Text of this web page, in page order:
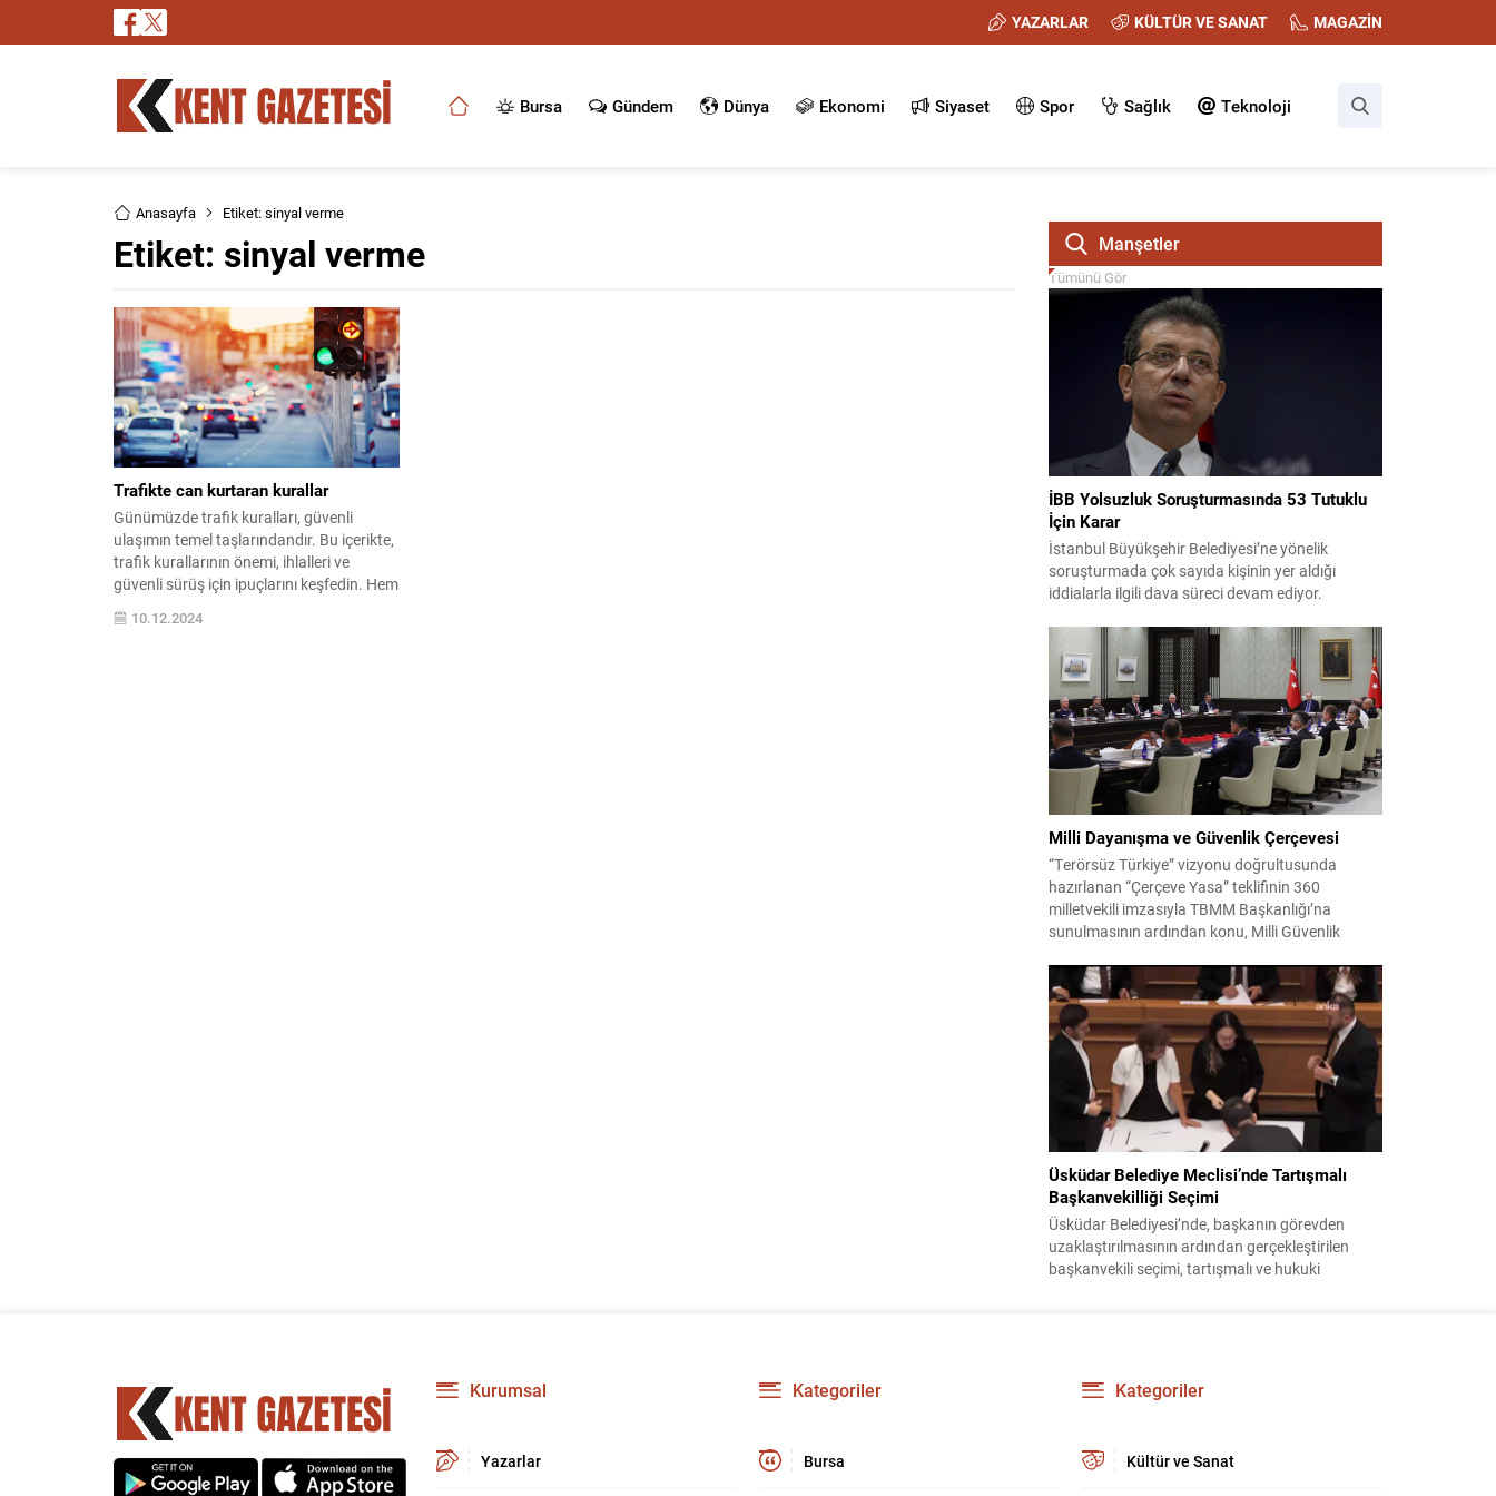
YAZARLAR KÜLTÜR VE SANAT MAGAZİN
Bursa Gündem Dünya Ekonomi Siyaset Spor Sağlık Teknoloji
Anasayfa Etiket: sinyal verme
Etiket: sinyal verme
Trafikte can kurtaran kurallar
Günümüzde trafik kuralları, güvenli
ulaşımın temel taşlarındandır. Bu içerikte,
trafik kurallarının önemi, ihlalleri ve
güvenli sürüş için ipuçlarını keşfedin. Hem
sürücüler hem de yayalar için bilinçli bir
toplum oluşturmanın yollarını öğrenin.
10.12.2024
Manşetler
Tümünü Gör
İBB Yolsuzluk Soruşturmasında 53 Tutuklu
İçin Karar
İstanbul Büyükşehir Belediyesi’ne yönelik
soruşturmada çok sayıda kişinin yer aldığı
iddialarla ilgili dava süreci devam ediyor.
sanıkların tutukluluk hallerini ayrı ayrı
değerlendirdi. İnceleme sonucunda, aralarında
Ekrem İmamoğlu’nun da bulunduğu 53 tutuklu
hakkında tutukluluk hallerinin sürdürülmesine
karar verildi. İddialar ve değerlendirilen talepler
Soruşturma kapsamında sanıklara yöneltilen...
Milli Dayanışma ve Güvenlik Çerçevesi
“Terörsüz Türkiye” vizyonu doğrultusunda
hazırlanan “Çerçeve Yasa” teklifinin 360
milletvekili imzasıyla TBMM Başkanlığı’na
sunulmasının ardından konu, Milli Güvenlik
Toplantı sonrası yayımlanan sekiz maddelik
bildiri, ülke güvenliği ve bölgesel gelişmelere dair
değerlendirmeleri içermektedir. Yaklaşık 2 saat
15 dakika süren oturumun sonuç metninde;
terörle mücadele, bölgesel istikrar,...
Üsküdar Belediye Meclisi’nde Tartışmalı
Başkanvekilliği Seçimi
Üsküdar Belediyesi’nde, başkanın görevden
uzaklaştırılmasının ardından gerçekleştirilen
başkanvekili seçimi, tartışmalı ve hukuki
kamuoyunda tepkilere yol açtı. Seçim sürecinde
yaşanan gelişmeler, parti grupları arasındaki
Kurumsal
Yazarlar
Kategoriler
Bursa
Kategoriler
Kültür ve Sanat